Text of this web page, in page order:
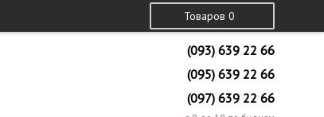
Товаров 0
(093) 639 22 66
(095) 639 22 66
(097) 639 22 66